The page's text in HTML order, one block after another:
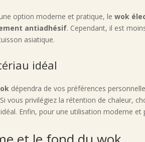
option moderne et pratique, lewok
antiadhésif. Cependant, il est
asiatique.
idéal
dépendra de vos préférences
vous privilégiez la rétention de chaleur,
Enfin, pour une utilisation moderne